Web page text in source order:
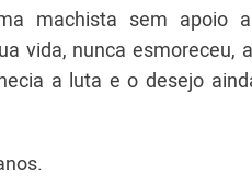
machista sem apoio
vida, nunca esmoreceu,
a luta e o desejo